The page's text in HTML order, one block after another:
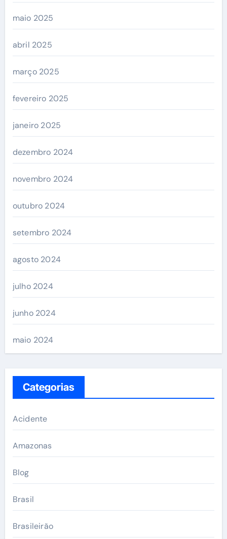
maio 2025
abril 2025
março 2025
fevereiro 2025
janeiro 2025
dezembro 2024
novembro 2024
outubro 2024
setembro 2024
agosto 2024
julho 2024
junho 2024
maio 2024
Categorias
Acidente
Amazonas
Blog
Brasil
Brasileirão